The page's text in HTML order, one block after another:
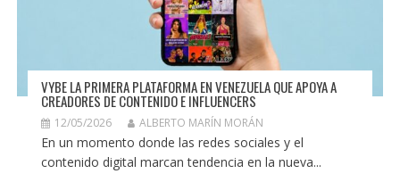
VYBE LA PRIMERA PLATAFORMA EN VENEZUELA QUE APOYA A
CREADORES DE CONTENIDO E INFLUENCERS
12/05/2026 ALBERTO MARÍN MORÁN
En un momento donde las redes sociales y el
contenido digital marcan tendencia en la nueva...